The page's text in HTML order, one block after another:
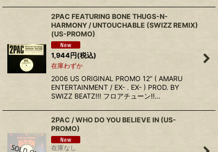
2PAC FEATURING BONE THUGS-N-
HARMONY ‎/ UNTOUCHABLE (SWIZZ REMIX)
(US-PROMO)
1,944円(税込)
在庫わずか
2006 US ORIGINAL PROMO 12” ( AMARU
ENTERTAINMENT / EX- . EX- ) PROD. BY
SWIZZ BEATZ!!! フロアチューン!!…
2PAC / WHO DO YOU BELIEVE IN (US-
PROMO)
在庫なし